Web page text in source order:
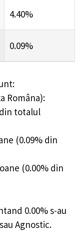
4.40%
0.09%
Româna):
din totalul
(0.09% din
(0.00% din
0.00% s-au
Agnostic.